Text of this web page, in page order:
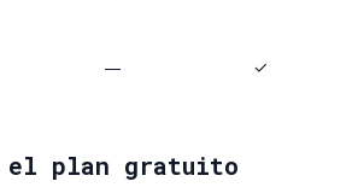
— ✓
el plan gratuito